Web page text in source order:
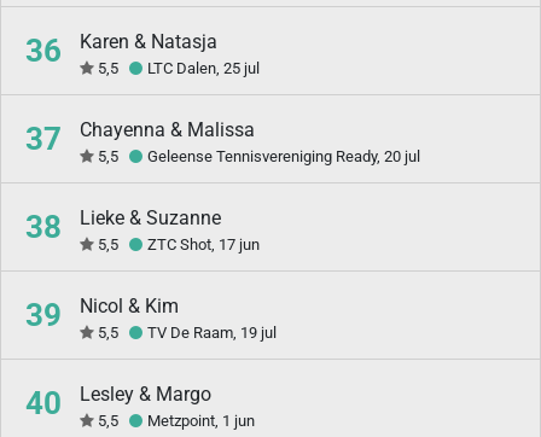
36 Karen & Natasja
5,5 LTC Dalen, 25 jul
37 Chayenna & Malissa
5,5 Geleense Tennisvereniging Ready, 20 jul
38 Lieke & Suzanne
5,5 ZTC Shot, 17 jun
39 Nicol & Kim
5,5 TV De Raam, 19 jul
40 Lesley & Margo
5,5 Metzpoint, 1 jun